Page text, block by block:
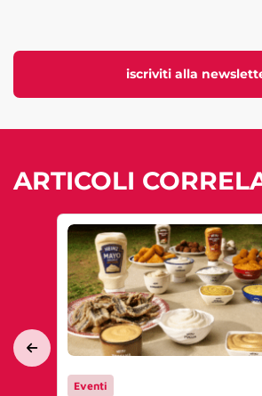
iscriviti alla
ARTICOLI
Eventi